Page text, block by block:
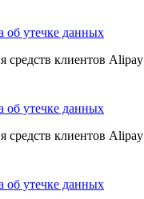
утечке данных
средств клиентов Alipay
утечке данных
средств клиентов Alipay
утечке данных